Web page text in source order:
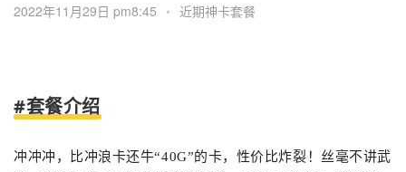
2022年11月29日 pm8:45 • 近期神卡套餐
#套餐介绍
冲冲冲，比冲浪卡还牛“40G”的卡，性价比炸裂！丝毫不讲武